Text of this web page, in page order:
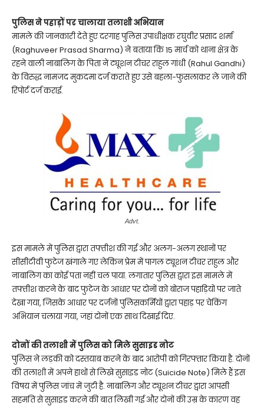
पुलिस ने पहाड़ों पर चालाया तलाशी अभियान
मामले की जानकारी देते हुए दरगाह पुलिस उपाधीक्षक रघुवीर प्रसाद शर्मा
(Raghuveer Prasad Sharma) ने बताया कि 15 मार्च को थाना क्षेत्र के
रहने वाली नाबालिग के पिता ने ट्यूशन टीचर राहुल गांधी (Rahul Gandhi)
के विरुद्ध नामजद मुकदमा दर्ज कराते हुए उसे बहला-फुसलाकर ले जाने की
रिपोर्ट दर्ज कराई.
Advt.
इस मामले में पुलिस द्वारा तफ्तीश की गई और अलग-अलग स्थानों पर
सीसीटीवी फुटेज खंगाले गए लेकिन प्रेम में पागल ट्यूशन टीचर राहुल और
नाबालिग का कोई पता नहीं चल पाया. लगातार पुलिस द्वारा इस मामले में
तफ्तीश करने के बाद फुटेज के आधार पर दोनों को बोराज पहाड़ियों पर जाते
देखा गया, जिसके आधार पर दर्जनों पुलिसकर्मियों द्वारा पहाड़ पर चेकिंग
अभियान चलाया गया, जहां दोनों एक साथ दिखाई दिए.
दोनों की तलाशी में पुलिस को मिले सुसाइड नोट
पुलिस ने लड़की को दस्तयाब करने के बाद आरोपी को गिरफ्तार किया है. दोनों
की तलाशी में अपने हाथों से लिखे सुसाइड नोट (Suicide Note) मिले हैं इस
विषय में पुलिस जांच में जुटी है. नाबालिग और ट्यूशन टीचर द्वारा आपसी
सहमति से सुसाइड करने की बात लिखी गई और दोनों की उम्र के कारण वह